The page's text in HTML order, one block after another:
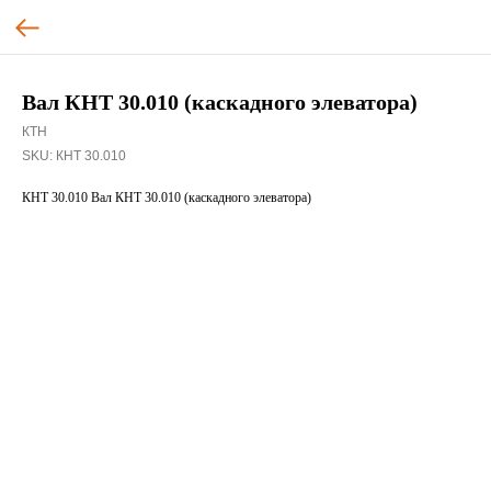
Вал КНТ 30.010 (каскадного элеватора)
КТН
SKU: КНТ 30.010
КНТ 30.010 Вал КНТ 30.010 (каскадного элеватора)